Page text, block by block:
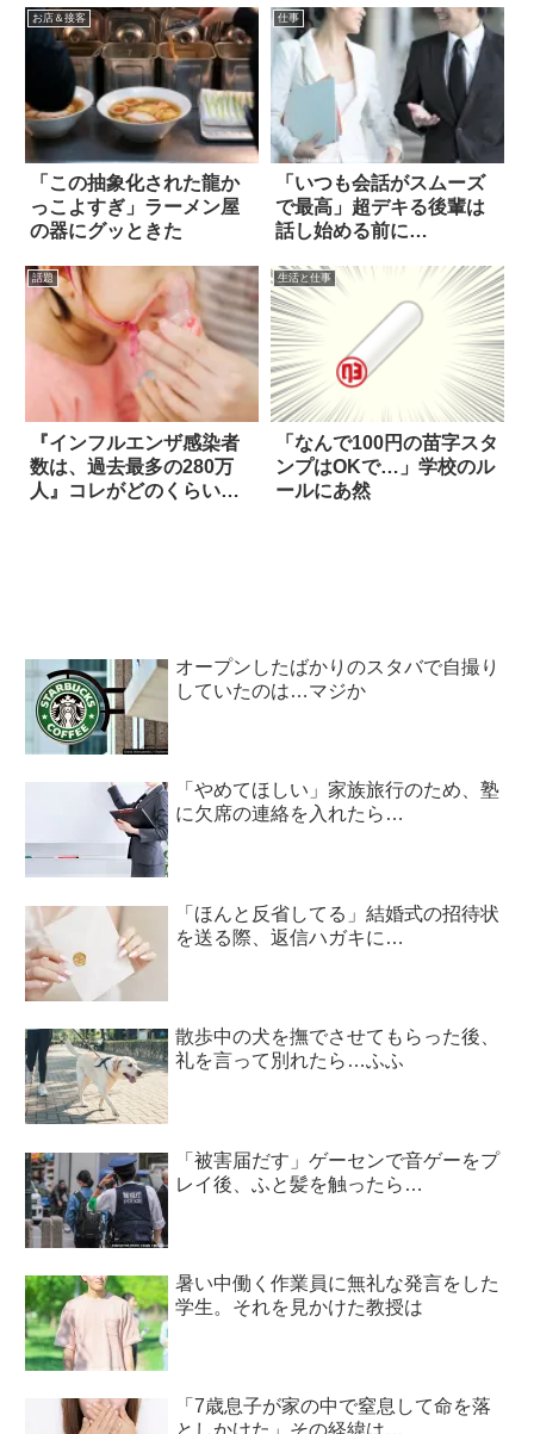
お店＆接客
「この抽象化された龍か
っこよすぎ」ラーメン屋
の器にグッときた
仕事
「いつも会話がスムーズ
で最高」超デキる後輩は
話し始める前に…
話題
『インフルエンザ感染者
数は、過去最多の280万
人』コレがどのくらい凄
生活と仕事
「なんで100円の苗字スタ
ンプはOKで…」学校のル
ールにあ然
オープンしたばかりのスタバで自撮り
していたのは…マジか
「やめてほしい」家族旅行のため、塾
に欠席の連絡を入れたら…
「ほんと反省してる」結婚式の招待状
を送る際、返信ハガキに…
散歩中の犬を撫でさせてもらった後、
礼を言って別れたら…ふふ
「被害届だす」ゲーセンで音ゲーをプ
レイ後、ふと髪を触ったら…
暑い中働く作業員に無礼な発言をした
学生。それを見かけた教授は
「7歳息子が家の中で窒息して命を落